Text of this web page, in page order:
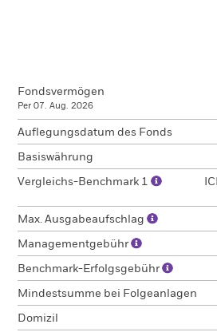
Fondsvermögen
Per 07. Aug. 2026
Auflegungsdatum des Fonds
Basiswährung
Vergleichs-Benchmark 1
Max. Ausgabeaufschlag
Managementgebühr
Benchmark-Erfolgsgebühr
Mindestsumme bei Folgeanlagen
Domizil